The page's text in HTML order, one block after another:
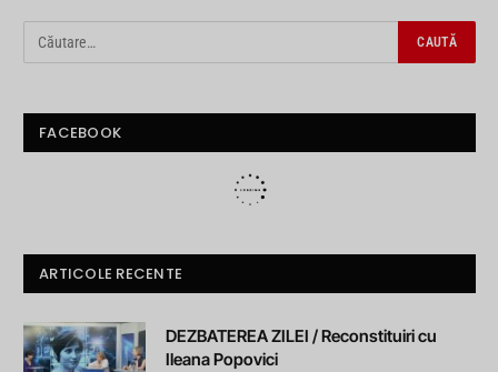
FACEBOOK
ARTICOLE RECENTE
DEZBATEREA ZILEI / Reconstituiri cu
Ileana Popovici